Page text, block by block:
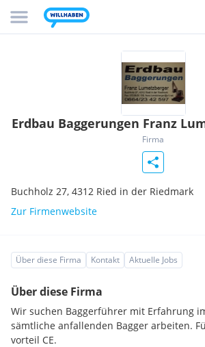
Erdbau Baggerungen Franz
Firma
Buchholz 27, 4312 Ried in der Riedmark
Zur Firmenwebsite
Über diese Firma Kontakt Aktuelle Jobs
Über diese Firma
Wir suchen Baggerführer mit Erfahrung
sämtliche anfallenden Bagger arbeiten.
vorteil CE.